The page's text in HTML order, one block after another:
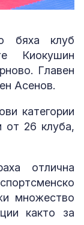
бяха клуб
Киокушин
Главен
Асенов.
категории
от 26 клуба,
отлична
множество
както за